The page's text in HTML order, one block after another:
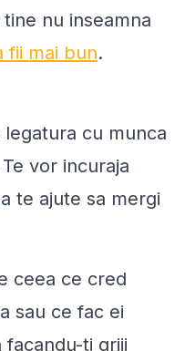
nu inseamna
fii mai bun.
legatura cu munca
vor incuraja
te ajute sa mergi
ceea ce cred
sau ce fac ei
facandu-ti griji